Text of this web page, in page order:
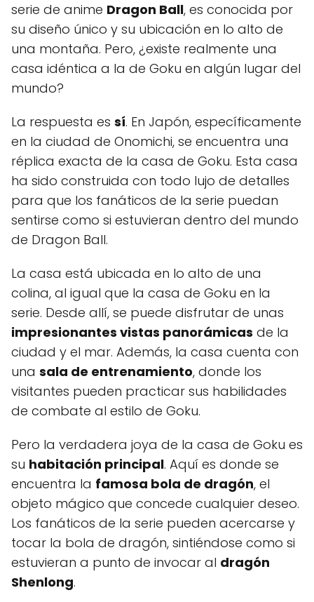
serie de anime Dragon Ball, es conocida por
su diseño único y su ubicación en lo alto de
una montaña. Pero, ¿existe realmente una
casa idéntica a la de Goku en algún lugar del
mundo?
La respuesta es sí. En Japón, específicamente
en la ciudad de Onomichi, se encuentra una
réplica exacta de la casa de Goku. Esta casa
ha sido construida con todo lujo de detalles
para que los fanáticos de la serie puedan
sentirse como si estuvieran dentro del mundo
de Dragon Ball.
La casa está ubicada en lo alto de una
colina, al igual que la casa de Goku en la
serie. Desde allí, se puede disfrutar de unas
impresionantes vistas panorámicas de la
ciudad y el mar. Además, la casa cuenta con
una sala de entrenamiento, donde los
visitantes pueden practicar sus habilidades
de combate al estilo de Goku.
Pero la verdadera joya de la casa de Goku es
su habitación principal. Aquí es donde se
encuentra la famosa bola de dragón, el
objeto mágico que concede cualquier deseo.
Los fanáticos de la serie pueden acercarse y
tocar la bola de dragón, sintiéndose como si
estuvieran a punto de invocar al dragón
Shenlong.